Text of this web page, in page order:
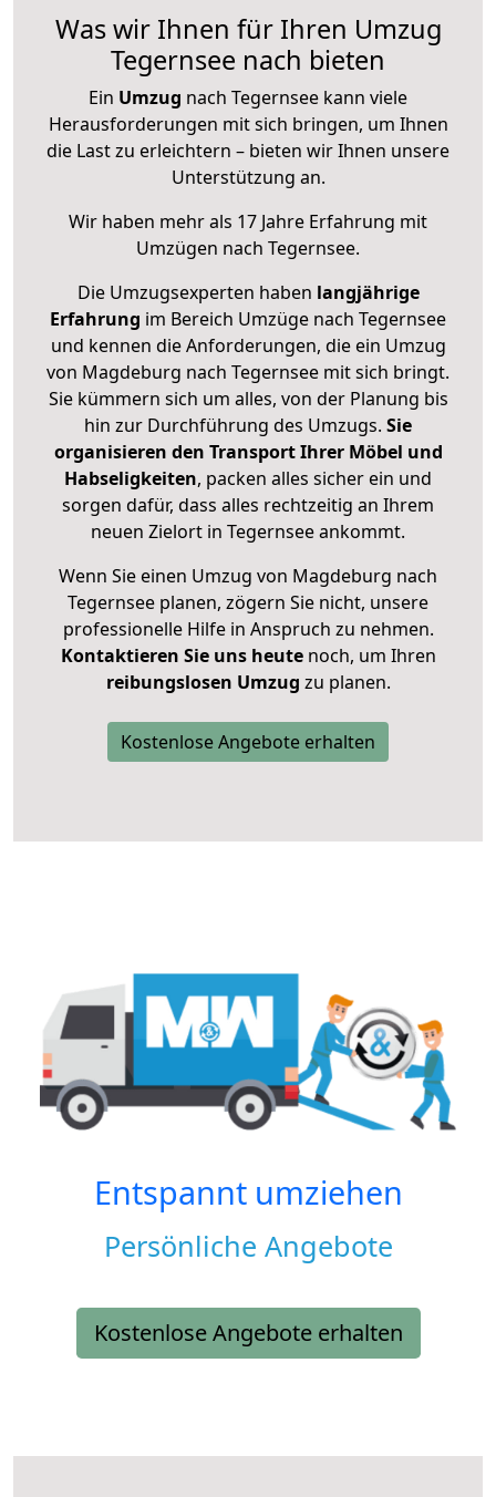
Was wir Ihnen für Ihren Umzug
Tegernsee nach bieten
Ein Umzug nach Tegernsee kann viele
Herausforderungen mit sich bringen, um Ihnen
die Last zu erleichtern – bieten wir Ihnen unsere
Unterstützung an.
Wir haben mehr als 17 Jahre Erfahrung mit
Umzügen nach Tegernsee.
Die Umzugsexperten haben langjährige
Erfahrung im Bereich Umzüge nach Tegernsee
und kennen die Anforderungen, die ein Umzug
von Magdeburg nach Tegernsee mit sich bringt.
Sie kümmern sich um alles, von der Planung bis
hin zur Durchführung des Umzugs. Sie
organisieren den Transport Ihrer Möbel und
Habseligkeiten, packen alles sicher ein und
sorgen dafür, dass alles rechtzeitig an Ihrem
neuen Zielort in Tegernsee ankommt.
Wenn Sie einen Umzug von Magdeburg nach
Tegernsee planen, zögern Sie nicht, unsere
professionelle Hilfe in Anspruch zu nehmen.
Kontaktieren Sie uns heutenoch, um Ihren
reibungslosen Umzug zu planen.
Kostenlose Angebote erhalten
Entspannt umziehen
Persönliche Angebote
Kostenlose Angebote erhalten